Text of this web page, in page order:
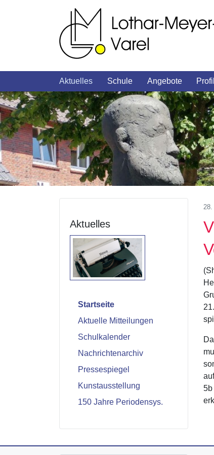
Aktuelles Schule Angebote
Aktuelles
Startseite
Aktuelle Mitteilungen
Schulkalender
Nachrichtenarchiv
Pressespiegel
Kunstausstellung
150 Jahre Periodensys.